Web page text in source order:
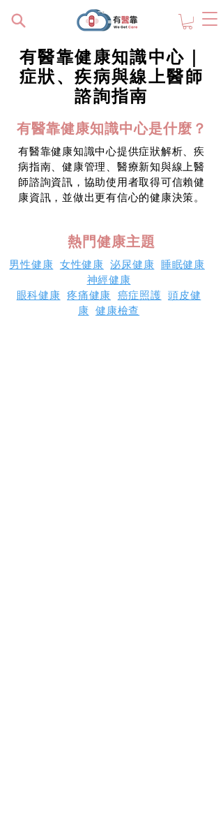
有醫靠健康知識中心｜
症狀、疾病與線上醫師
諮詢指南
有醫靠健康知識中心是什麼？
有醫靠健康知識中心提供症狀解析、疾
病指南、健康管理、醫療新知與線上醫
師諮詢資訊，協助使用者取得可信賴健
康資訊，並做出更有信心的健康決策。
熱門健康主題
男性健康 女性健康 泌尿健康 睡眠健康
神經健康
眼科健康 疼痛健康 癌症照護 頭皮健
康 健康檢查